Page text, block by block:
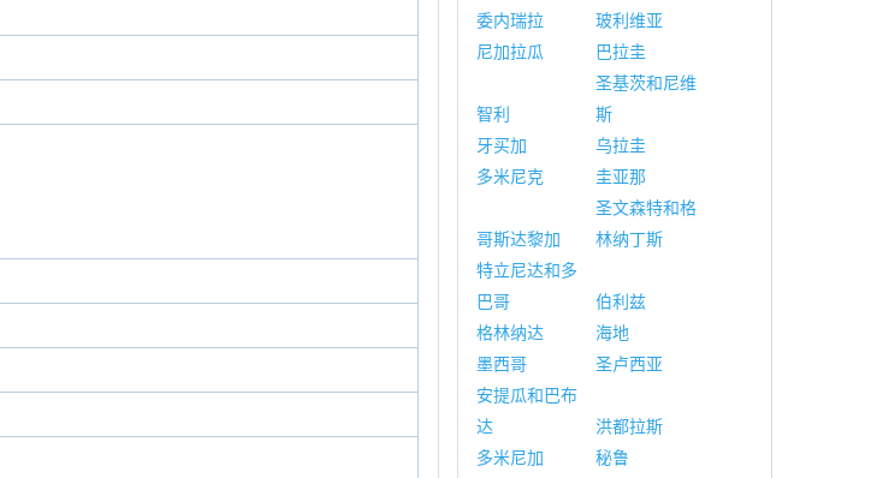
委内瑞拉
玻利维亚
尼加拉瓜
巴拉圭
智利
圣基茨和尼维
斯
牙买加
乌拉圭
多米尼克
圭亚那
哥斯达黎加
圣文森特和格
林纳丁斯
特立尼达和多
巴哥
伯利兹
格林纳达
海地
墨西哥
圣卢西亚
安提瓜和巴布
达
洪都拉斯
多米尼加
秘鲁